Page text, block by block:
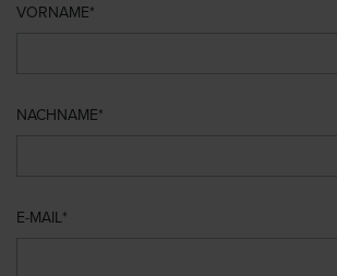
VORNAME
NACHNAME
E-MAIL